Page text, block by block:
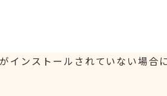
インストールされていない場